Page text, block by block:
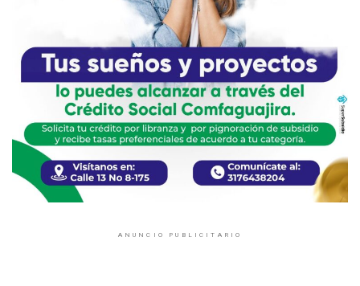
ANUNCIO PUBLICITARIO